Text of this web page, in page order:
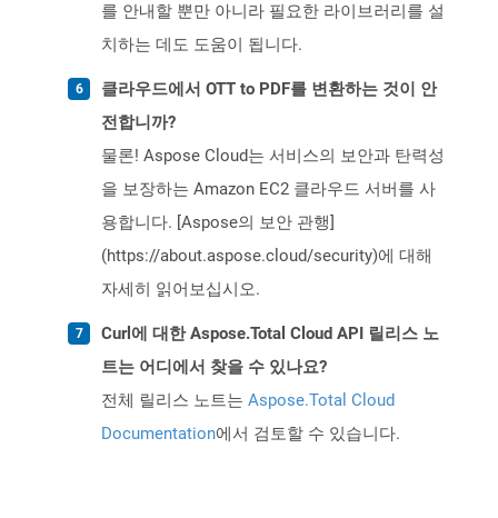
를 안내할 뿐만 아니라 필요한 라이브러리를 설
치하는 데도 도움이 됩니다.
클라우드에서 OTT to PDF를 변환하는 것이 안
전합니까?
물론! Aspose Cloud는 서비스의 보안과 탄력성
을 보장하는 Amazon EC2 클라우드 서버를 사
용합니다. [Aspose의 보안 관행]
(https://about.aspose.cloud/security)에 대해
자세히 읽어보십시오.
Curl에 대한 Aspose.Total Cloud API 릴리스 노
트는 어디에서 찾을 수 있나요?
전체 릴리스 노트는 Aspose.Total Cloud
Documentation에서 검토할 수 있습니다.